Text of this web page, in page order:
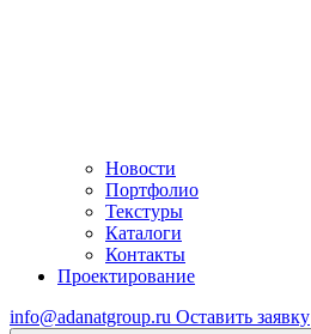
Новости
Портфолио
Текстуры
Каталоги
Контакты
Проектирование
info@adanatgroup.ru Оставить заявку